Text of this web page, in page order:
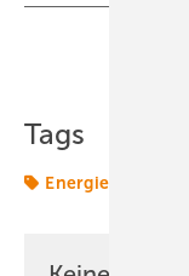
Tags
Energiewende